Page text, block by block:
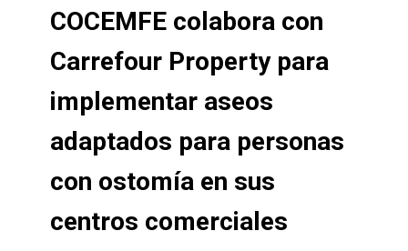
COCEMFE colabora con
Carrefour Property para
implementar aseos
adaptados para personas
con ostomía en sus
centros comerciales